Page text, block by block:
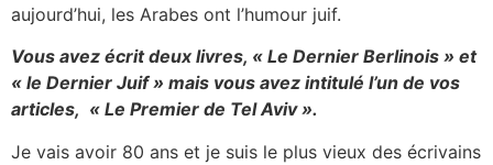
aujourd’hui, les Arabes ont l’humour juif.
Vous avez écrit deux livres, « Le Dernier Berlinois » et
« le Dernier Juif » mais vous avez intitulé l’un de vos
articles, « Le Premier de Tel Aviv ».
Je vais avoir 80 ans et je suis le plus vieux des écrivains